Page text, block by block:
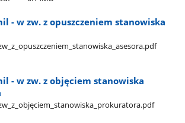
- w zw. z opuszczeniem stanowiska
- w zw. z objęciem stanowiska